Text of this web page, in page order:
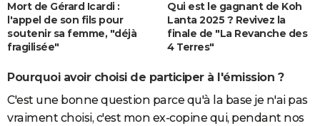
Mort de Gérard Icardi :
l'appel de son fils pour
soutenir sa femme, "déjà
fragilisée"
Qui est le gagnant de Koh
Lanta 2025 ? Revivez la
finale de "La Revanche des
4 Terres"
Pourquoi avoir choisi de participer à l'émission ?
C'est une bonne question parce qu'à la base je n'ai pas
vraiment choisi, c'est mon ex-copine qui, pendant nos